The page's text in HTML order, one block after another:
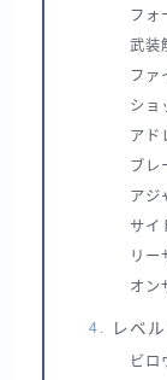
フォ
武装
ファ
ショ
アド
ブレ
アジ
サイ
リー
オン
レベ
ビロ